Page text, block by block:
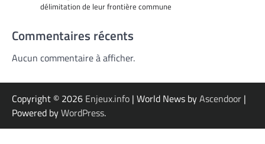
délimitation de leur frontière commune
Commentaires récents
Aucun commentaire à afficher.
Copyright © 2026 Enjeux.info | World News byAscendoor |
Powered byWordPress.